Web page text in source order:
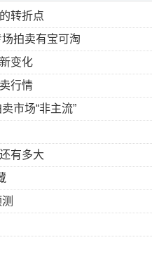
转折点
拍卖有宝可淘
变化
行情
市场“非主流”
有多大